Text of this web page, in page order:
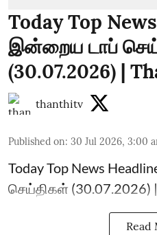
Today Top
இன்றைய டாப்
(30.07.2026) |
thanthitv
Published on: 30 Jul 2026, 3:00
Today Top News
செய்திகள் (30.07.2026)
Read